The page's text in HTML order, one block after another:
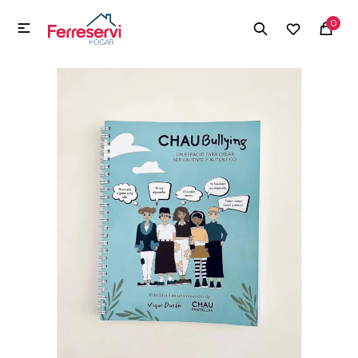
0

MI CUENTA
Menú Herramientas y Construcción Electrodomésticos
Herramientas y Construcción
Electrodomésticos
Tecnología